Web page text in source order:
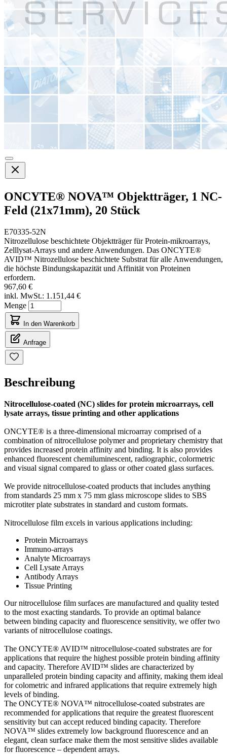
ONCYTE® NOVA™ Objektträger, 1 NC-
Feld (21x71mm), 20 Stück
E70335-52N
Nitrozellulose beschichtete Objektträger für Protein-mikroarrays,
Zelllysat-Arrays und andere Anwendungen. Das ONCYTE®
AVID™ Nitrozellulose beschichtete Substrat für alle Anwendungen,
die höchste Bindungskapazität und Affinität von Proteinen
erfordern.
967,60 €
inkl. MwSt.: 1.151,44 €
Menge
In den Warenkorb
Anfrage
Beschreibung
Nitrocellulose-coated (NC) slides for protein microarrays, cell
lysate arrays, tissue printing and other applications
ONCYTE® is a three-dimensional microarray comprised of a
combination of nitrocellulose polymer and proprietary chemistry that
provides increased protein affinity and binding. It is also provides
enhanced fluorescent chemiluminescent, radiographic, colormetric
and visual signal compared to glass or other coated glass surfaces.
We provide nitrocellulose-coated products that includes anything
from standards 25 mm x 75 mm glass microscope slides to SBS
microtiter plate substrates in standard and custom formats.
Nitrocellulose film excels in various applications including:
Protein Microarrays
Immuno-arrays
Analyte Microarrays
Cell Lysate Arrays
Antibody Arrays
Tissue Printing
Our nitrocellulose film surfaces are manufactured and quality tested
to the most exacting standards. To provide an optimal balance
between binding capacity and fluorescence sensitivity, we offer two
variants of nitrocellulose coatings.
The ONCYTE® AVID™ nitrocellulose-coated substrates are for
applications that require the highest possible protein binding affinity
and capacity. Therefore AVID™ slides are characterized by
unparalleled protein binding capacity and affinity, making them ideal
for colometric and infrared applications that require extremely high
levels of binding.
The ONCYTE® NOVA™ nitrocellulose-coated substrates are
recommended for applications that require the greatest fluorescent
sensitivity but can accept reduced binding capacity. Therefore
NOVA™ slides extremely low background fluorescence and an
elegant, clean surface make them the most sensitive slides available
for fluorescence – dependent arrays.